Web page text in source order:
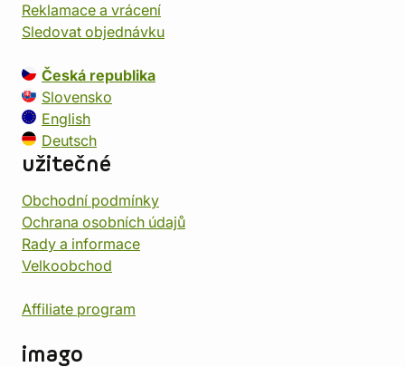
Reklamace a vrácení
Sledovat objednávku
Česká republika
Slovensko
English
Deutsch
užitečné
Obchodní podmínky
Ochrana osobních údajů
Rady a informace
Velkoobchod
Affiliate program
imago